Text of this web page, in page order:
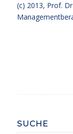
(c) 2013, Prof.
SUCHE